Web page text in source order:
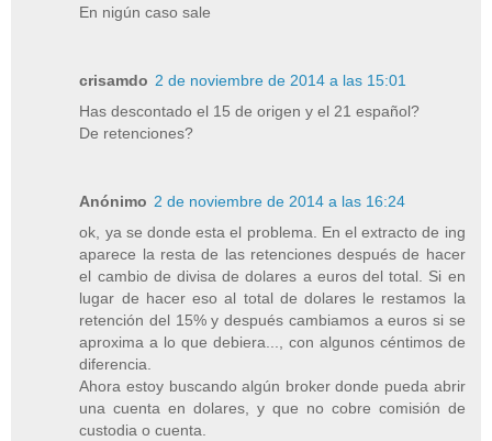
En nigún caso sale
crisamdo 2 de noviembre de 2014 a las 15:01
Has descontado el 15 de origen y el 21 español?
De retenciones?
Anónimo 2 de noviembre de 2014 a las 16:24
ok, ya se donde esta el problema. En el extracto de ing
aparece la resta de las retenciones después de hacer
el cambio de divisa de dolares a euros del total. Si en
lugar de hacer eso al total de dolares le restamos la
retención del 15% y después cambiamos a euros si se
aproxima a lo que debiera..., con algunos céntimos de
diferencia.
Ahora estoy buscando algún broker donde pueda abrir
una cuenta en dolares, y que no cobre comisión de
custodia o cuenta.